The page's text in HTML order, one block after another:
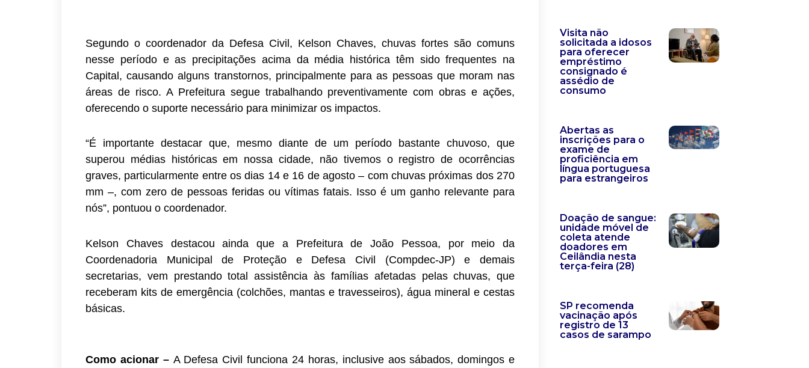
Segundo o coordenador da Defesa Civil, Kelson Chaves, chuvas fortes são comuns
nesse período e as precipitações acima da média histórica têm sido frequentes na
Capital, causando alguns transtornos, principalmente para as pessoas que moram nas
áreas de risco. A Prefeitura segue trabalhando preventivamente com obras e ações,
oferecendo o suporte necessário para minimizar os impactos.
“É importante destacar que, mesmo diante de um período bastante chuvoso, que
superou médias históricas em nossa cidade, não tivemos o registro de ocorrências
graves, particularmente entre os dias 14 e 16 de agosto – com chuvas próximas dos 270
mm –, com zero de pessoas feridas ou vítimas fatais. Isso é um ganho relevante para
nós”, pontuou o coordenador.
Kelson Chaves destacou ainda que a Prefeitura de João Pessoa, por meio da
Coordenadoria Municipal de Proteção e Defesa Civil (Compdec-JP) e demais
secretarias, vem prestando total assistência às famílias afetadas pelas chuvas, que
receberam kits de emergência (colchões, mantas e travesseiros), água mineral e cestas
básicas.
Como acionar –A Defesa Civil funciona 24 horas, inclusive aos sábados, domingos e
Visita não
solicitada a idosos
para oferecer
empréstimo
consignado é
assédio de
consumo
Abertas as
inscrições para o
exame de
proficiência em
língua portuguesa
para estrangeiros
Doação de sangue:
unidade móvel de
coleta atende
doadores em
Ceilândia nesta
terça-feira (28)
SP recomenda
vacinação após
registro de 13
casos de sarampo